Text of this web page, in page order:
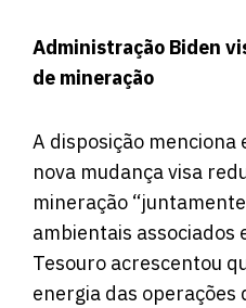
Administração Biden
de mineração
A disposição
nova mudança visa
mineração
ambientais associados
Tesouro acrescentou
energia das operações